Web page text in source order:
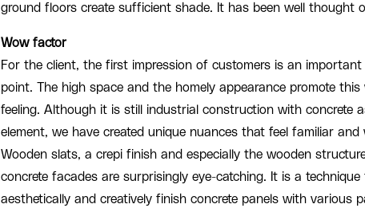
ground floors create sufficient shade. It has been well thought
Wow factor
For the client, the first impression of customers is an
point. The high space and the homely appearance promote this
feeling. Although it is still industrial construction with concrete
element, we have created unique nuances that feel familiar and
Wooden slats, a crepi finish and especially the wooden
concrete facades are surprisingly eye-catching. It is a technique
aesthetically and creatively finish concrete panels with various